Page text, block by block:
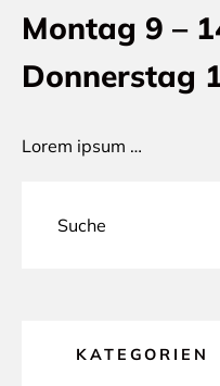
Montag 9 –
Donnerstag
Lorem ipsum …
KATEGORIEN